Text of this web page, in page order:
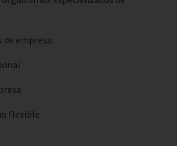
de empresa
flexible